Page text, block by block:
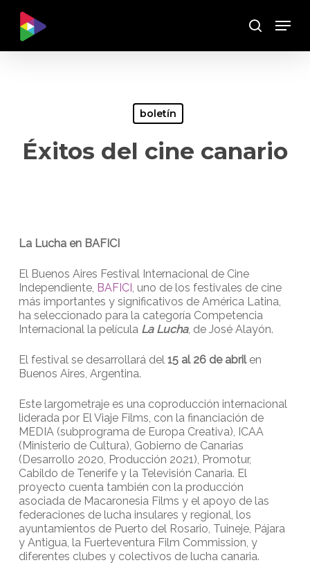
main
Buscar
Menu
boletín
Éxitos del cine canario
La Lucha en BAFICI
El Buenos Aires Festival Internacional de Cine
Independiente, BAFICI, uno de los festivales de cine
más importantes y significativos de América Latina,
ha seleccionado para la categoría Competencia
Internacional la película La Lucha, de José Alayón.
El festival se desarrollará del 15 al 26 de abrilen
Buenos Aires, Argentina.
Este largometraje es una coproducción internacional
liderada por El Viaje Films, con la financiación de
MEDIA (subprograma de Europa Creativa), ICAA
(Ministerio de Cultura), Gobierno de Canarias
(Desarrollo 2020, Producción 2021), Promotur,
Cabildo de Tenerife y la Televisión Canaria. El
proyecto cuenta también con la producción
asociada de Macaronesia Films y el apoyo de las
federaciones de lucha insulares y regional, los
ayuntamientos de Puerto del Rosario, Tuineje, Pájara
y Antigua, la Fuerteventura Film Commission, y
diferentes clubes y colectivos de lucha canaria.